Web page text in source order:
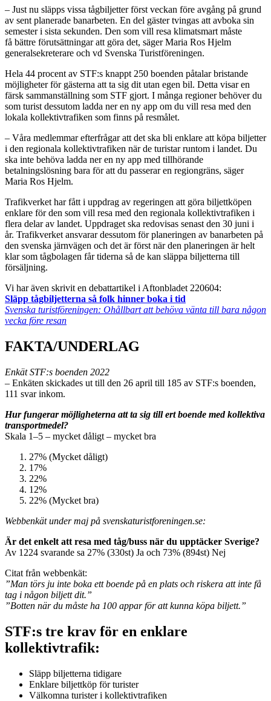
– Just nu släpps vissa tågbiljetter först veckan före avgång på grund
av sent planerade banarbeten. En del gäster tvingas att avboka sin
semester i sista sekunden. Den som vill resa klimatsmart måste
få bättre förutsättningar att göra det, säger Maria Ros Hjelm
generalsekreterare och vd Svenska Turistföreningen.
Hela 44 procent av STF:s knappt 250 boenden påtalar bristande
möjligheter för gästerna att ta sig dit utan egen bil. Detta visar en
färsk sammanställning som STF gjort. I många regioner behöver du
som turist dessutom ladda ner en ny app om du vill resa med den
lokala kollektivtrafiken som finns på resmålet.
– Våra medlemmar efterfrågar att det ska bli enklare att köpa biljetter
i den regionala kollektivtrafiken när de turistar runtom i landet. Du
ska inte behöva ladda ner en ny app med tillhörande
betalningslösning bara för att du passerar en regiongräns, säger
Maria Ros Hjelm.
Trafikverket har fått i uppdrag av regeringen att göra biljettköpen
enklare för den som vill resa med den regionala kollektivtrafiken i
flera delar av landet. Uppdraget ska redovisas senast den 30 juni i
år. Trafikverket ansvarar dessutom för planeringen av banarbeten på
den svenska järnvägen och det är först när den planeringen är helt
klar som tågbolagen får tiderna så de kan släppa biljetterna till
försäljning.
Vi har även skrivit en debattartikel i Aftonbladet 220604:
Släpp tågbiljetterna så folk hinner boka i tid
Svenska turistföreningen: Ohållbart att behöva vänta till bara någon
vecka före resan
FAKTA/UNDERLAG
Enkät STF:s boenden 2022
– Enkäten skickades ut till den 26 april till 185 av STF:s boenden,
111 svar inkom.
Hur fungerar möjligheterna att ta sig till ert boende med kollektiva
transportmedel?
Skala 1–5 – mycket dåligt – mycket bra
27% (Mycket dåligt)
17%
22%
12%
22% (Mycket bra)
Webbenkät under maj på svenskaturistforeningen.se:
Är det enkelt att resa med tåg/buss när du upptäcker Sverige?
Av 1224 svarande sa 27% (330st) Ja och 73% (894st) Nej
Citat från webbenkät:
”Man törs ju inte boka ett boende på en plats och riskera att inte få
tag i någon biljett dit.”
”Botten när du måste ha 100 appar för att kunna köpa biljett.”
STF:s tre krav för en enklare
kollektivtrafik:
Släpp biljetterna tidigare
Enklare biljettköp för turister
Välkomna turister i kollektivtrafiken